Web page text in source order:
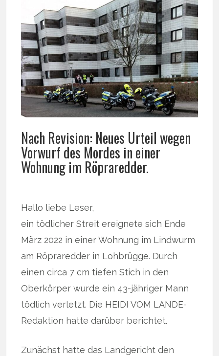
Nach Revision: Neues Urteil wegen
Vorwurf des Mordes in einer
Wohnung im Röpraredder.
Hallo liebe Leser,
ein tödlicher Streit ereignete sich Ende
März 2022 in einer Wohnung im Lindwurm
am Röpraredder in Lohbrügge. Durch
einen circa 7 cm tiefen Stich in den
Oberkörper wurde ein 43-jähriger Mann
tödlich verletzt. Die HEIDI VOM LANDE-
Redaktion hatte darüber berichtet.
Zunächst hatte das Landgericht den